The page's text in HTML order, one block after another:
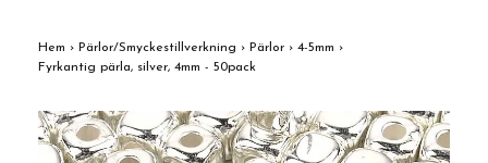
Hem › Pärlor/Smyckestillverkning › Pärlor › 4-5mm ›
Fyrkantig pärla, silver, 4mm - 50pack